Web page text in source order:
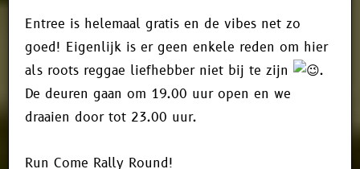
Entree is helemaal gratis en de vibes net zo
goed! Eigenlijk is er geen enkele reden om hier
als roots reggae liefhebber niet bij te zijn
.
De deuren gaan om 19.00 uur open en we
draaien door tot 23.00 uur.
Run Come Rally Round!